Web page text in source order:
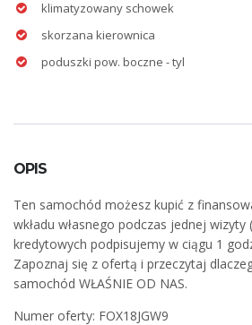
klimatyzowany schowek
skorzana kierownica
poduszki pow. boczne - tyl
OPIS
Ten samochód możesz kupić z
wkładu własnego podczas jednej
kredytowych podpisujemy w ciągu 1
Zapoznaj się z ofertą i przeczytaj
samochód WŁAŚNIE OD NAS.
Numer oferty: FOX18JGW9